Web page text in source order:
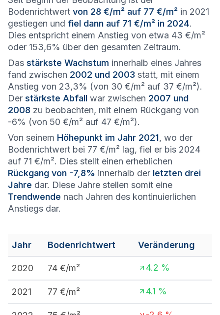
Bodenrichtwert von 28 €/m² auf 77 €/m² in 2021
gestiegen und fiel dann auf 71 €/m² in 2024.
Dies entspricht einem Anstieg von etwa 43 €/m²
oder 153,6% über den gesamten Zeitraum.
Das stärkste Wachstum innerhalb eines Jahres
fand zwischen 2002 und 2003 statt, mit einem
Anstieg von 23,3% (von 30 €/m² auf 37 €/m²).
Der stärkste Abfall war zwischen 2007 und
2008 zu beobachten, mit einem Rückgang von
-6% (von 50 €/m² auf 47 €/m²).
Von seinem Höhepunkt im Jahr 2021, wo der
Bodenrichtwert bei 77 €/m² lag, fiel er bis 2024
auf 71 €/m². Dies stellt einen erheblichen
Rückgang von -7,8% innerhalb der letzten drei
Jahre dar. Diese Jahre stellen somit eine
Trendwende nach Jahren des kontinuierlichen
Anstiegs dar.
Jahr Bodenrichtwert Veränderung
2020 74 €/m² 4.2 %
2021 77 €/m² 4.1 %